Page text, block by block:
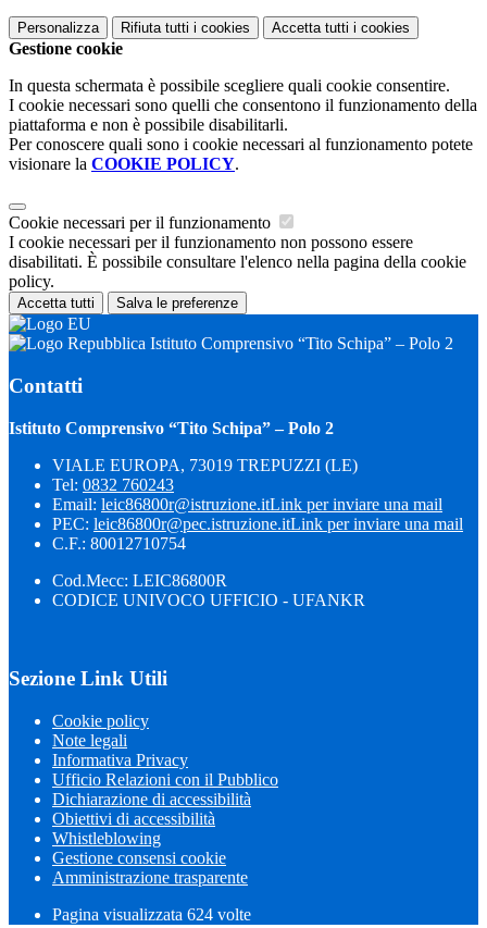
Personalizza Rifiuta tutti i cookies Accetta tutti i cookies
Gestione cookie
In questa schermata è possibile scegliere quali cookie consentire.
I cookie necessari sono quelli che consentono il funzionamento della
piattaforma e non è possibile disabilitarli.
Per conoscere quali sono i cookie necessari al funzionamento potete
visionare la COOKIE POLICY.
Cookie necessari per il funzionamento
I cookie necessari per il funzionamento non possono essere
disabilitati. È possibile consultare l'elenco nella pagina della cookie
policy.
Accetta tutti Salva le preferenze
Istituto Comprensivo “Tito Schipa” – Polo 2
Contatti
Istituto Comprensivo “Tito Schipa” – Polo 2
VIALE EUROPA, 73019 TREPUZZI (LE)
Tel: 0832 760243
Email: leic86800r@istruzione.itLink per inviare una mail
PEC: leic86800r@pec.istruzione.itLink per inviare una mail
C.F.: 80012710754
Cod.Mecc: LEIC86800R
CODICE UNIVOCO UFFICIO - UFANKR
Sezione Link Utili
Cookie policy
Note legali
Informativa Privacy
Ufficio Relazioni con il Pubblico
Dichiarazione di accessibilità
Obiettivi di accessibilità
Whistleblowing
Gestione consensi cookie
Amministrazione trasparente
Pagina visualizzata 624 volte